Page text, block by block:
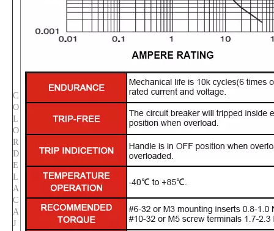
C
O
L
O
R
D
E
L
A
C
A
J